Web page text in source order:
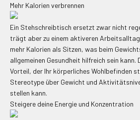
Mehr Kalorien verbrennen
Ein Stehschreibtisch ersetzt zwar nicht
trägt aber zu einem aktiveren
mehr Kalorien als Sitzen, was beim
allgemeinen Gesundheit hilfreich sein kann.
Vorteil, der Ihr körperliches Wohlbefinden
Stereotype über Gewicht und
stellen kann.
Steigere deine Energie und Konzentration